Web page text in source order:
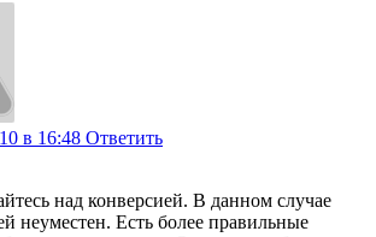
в 16:48 Ответить
над конверсией. В данном случае
неуместен. Есть более правильные